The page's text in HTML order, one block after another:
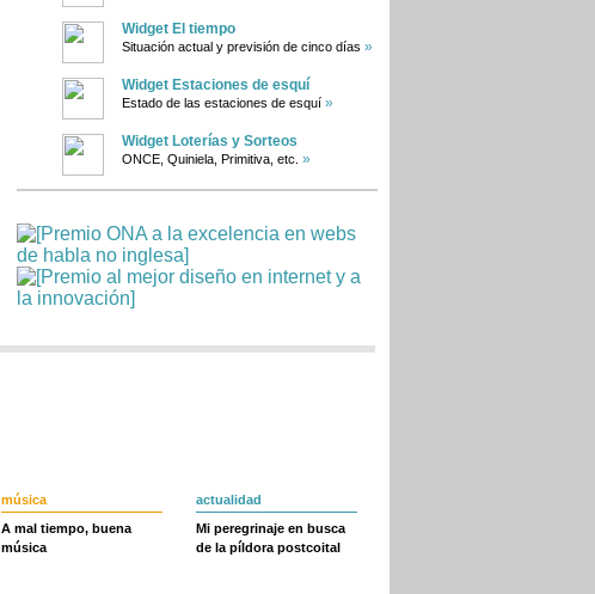
Widget El tiempo
Situación actual y previsión de cinco días »
Widget Estaciones de esquí
Estado de las estaciones de esquí »
Widget Loterías y Sorteos
ONCE, Quiniela, Primitiva, etc. »
música
A mal tiempo, buena
música
actualidad
Mi peregrinaje en busca
de la píldora postcoital